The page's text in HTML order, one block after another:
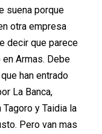
suena porque
otra empresa
decir que parece
Armas. Debe
han entrado
La Banca,
y Taidia la
Pero van mas